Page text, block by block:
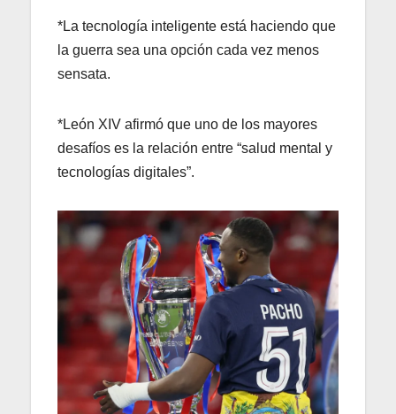
*La tecnología inteligente está haciendo que
la guerra sea una opción cada vez menos
sensata.
*León XIV afirmó que uno de los mayores
desafíos es la relación entre “salud mental y
tecnologías digitales”.